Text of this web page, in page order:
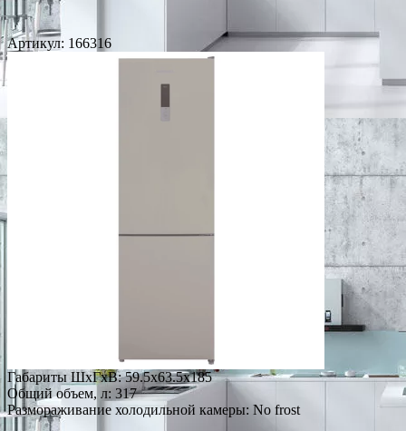
Артикул: 166316
Габариты ШxГxВ: 59.5x63.5x185
Общий объем, л: 317
Размораживание холодильной камеры: No frost